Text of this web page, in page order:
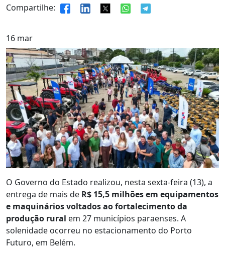
Compartilhe:
16 mar
O Governo do Estado realizou, nesta sexta-feira (13), a
entrega de mais de R$ 15,5 milhões em equipamentos
e maquinários voltados ao fortalecimento da
produção rural em 27 municípios paraenses. A
solenidade ocorreu no estacionamento do Porto
Futuro, em Belém.